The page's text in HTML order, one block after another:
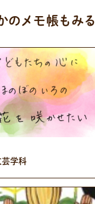
のメモ帳もみる
学科